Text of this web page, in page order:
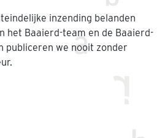
inzending belanden
het Baaierd-team en de Baaierd-
publiceren we nooit zonder